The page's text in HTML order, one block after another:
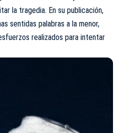
la tragedia. En su publicación,
sentidas palabras a la menor,
realizados para intentar